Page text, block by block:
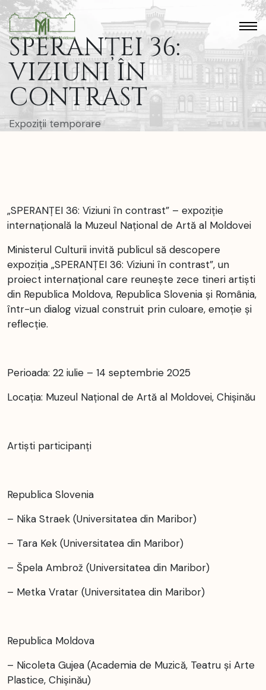
SPERANȚEI 36:
VIZIUNI ÎN
CONTRAST
Expoziții temporare
„SPERANȚEI 36: Viziuni în contrast” – expoziție
internațională la Muzeul Național de Artă al Moldovei
Ministerul Culturii invită publicul să descopere
expoziția „SPERANȚEI 36: Viziuni în contrast”, un
proiect internațional care reunește zece tineri artiști
din Republica Moldova, Republica Slovenia și România,
într-un dialog vizual construit prin culoare, emoție și
reflecție.
Perioada: 22 iulie – 14 septembrie 2025
Locația: Muzeul Național de Artă al Moldovei, Chișinău
Artiști participanți
Republica Slovenia
– Nika Straek (Universitatea din Maribor)
– Tara Kek (Universitatea din Maribor)
– Špela Ambrož (Universitatea din Maribor)
– Metka Vratar (Universitatea din Maribor)
Republica Moldova
– Nicoleta Gujea (Academia de Muzică, Teatru și Arte
Plastice, Chișinău)